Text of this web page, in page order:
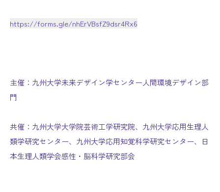
https://forms.gle/nhErVBsfZ9dsr4Rx6
主催：九州大学未来デザイン学センター人間環境デザイン部
門
共催：九州大学大学院芸術工学研究院、九州大学応用生理人
類学研究センター、九州大学応用知覚科学研究センター、日
本生理人類学会感性・脳科学研究部会